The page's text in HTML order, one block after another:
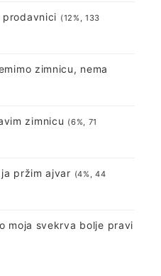
prodavnici (12%, 133
zimnicu, nema
zimnicu (6%, 71
pržim ajvar (4%, 44
moja svekrva bolje pravi